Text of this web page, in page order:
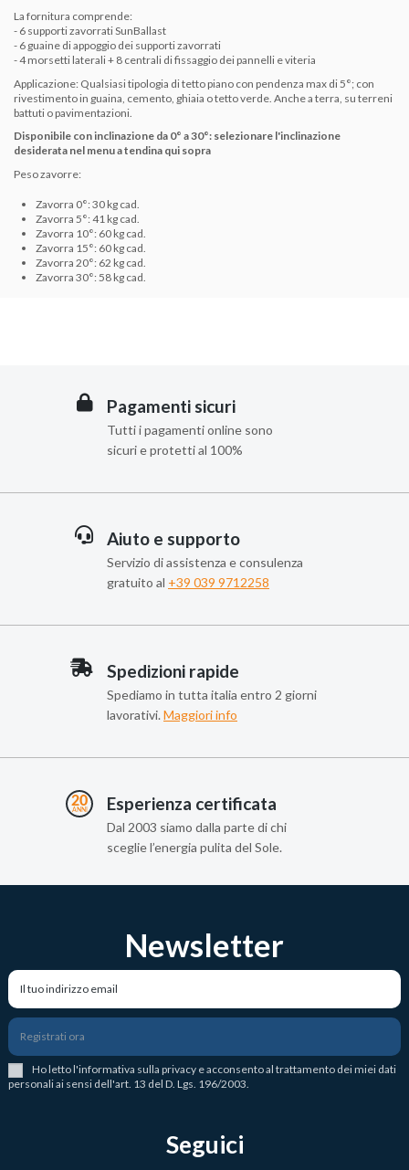
La fornitura comprende:
- 6 supporti zavorrati SunBallast
- 6 guaine di appoggio dei supporti zavorrati
- 4 morsetti laterali + 8 centrali di fissaggio dei pannelli e viteria
Applicazione: Qualsiasi tipologia di tetto piano con pendenza max di 5°; con
rivestimento in guaina, cemento, ghiaia o tetto verde. Anche a terra, su terreni
battuti o pavimentazioni.
Disponibile con inclinazione da 0° a 30°: selezionare l'inclinazione
desiderata nel menu a tendina qui sopra
Peso zavorre:
Zavorra 0°: 30 kg cad.
Zavorra 5°: 41 kg cad.
Zavorra 10°: 60 kg cad.
Zavorra 15°: 60 kg cad.
Zavorra 20°: 62 kg cad.
Zavorra 30°: 58 kg cad.
Pagamenti sicuri
Tutti i pagamenti online sono
sicuri e protetti al 100%
Aiuto e supporto
Servizio di assistenza e consulenza
gratuito al +39 039 9712258
Spedizioni rapide
Spediamo in tutta italia entro 2 giorni
lavorativi. Maggiori info
Esperienza certificata
Dal 2003 siamo dalla parte di chi
sceglie l’energia pulita del Sole.
Newsletter
Registrati ora
Ho letto l'informativa sulla privacy e acconsento al trattamento dei miei dati
personali ai sensi dell'art. 13 del D. Lgs. 196/2003.
Seguici